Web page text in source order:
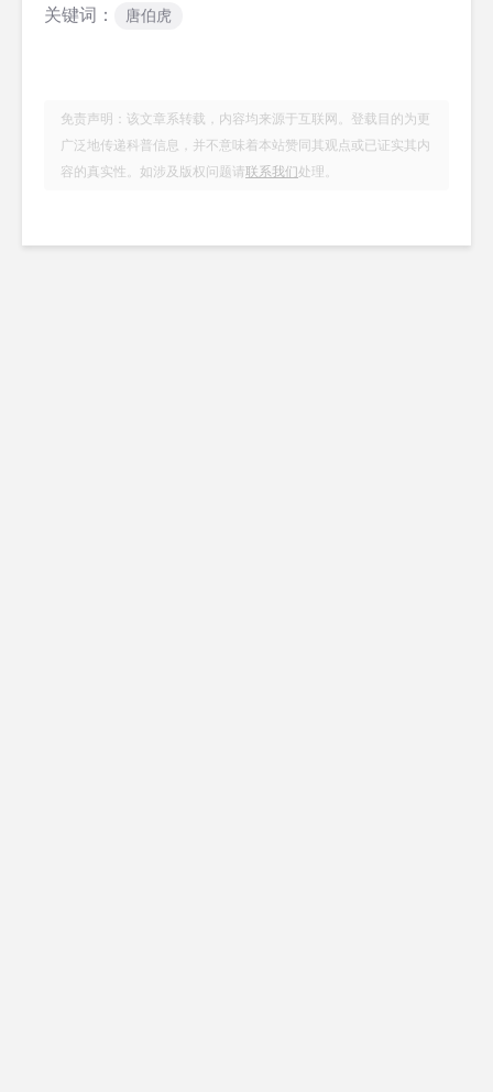
关键词： 唐伯虎
免责声明：该文章系转载，内容均来源于互联网。登载目的为更
广泛地传递科普信息，并不意味着本站赞同其观点或已证实其内
容的真实性。如涉及版权问题请联系我们处理。